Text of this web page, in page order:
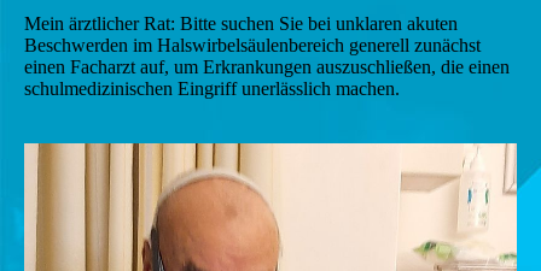
Mein ärztlicher Rat: Bitte suchen Sie bei unklaren akuten
Beschwerden im Halswirbelsäulenbereich generell zunächst
einen Facharzt auf, um Erkrankungen auszuschließen, die einen
schulmedizinischen Eingriff unerlässlich machen.